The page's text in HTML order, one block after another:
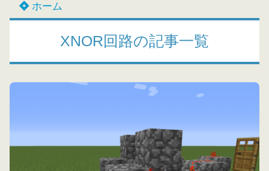
ホーム
XNOR回路の記事一覧